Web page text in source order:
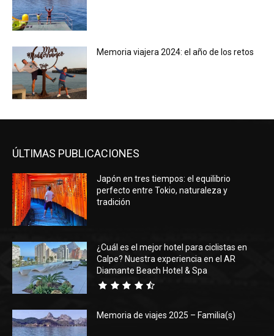
Memoria viajera 2024: el año de los retos
ÚLTIMAS PUBLICACIONES
Japón en tres tiempos: el equilibrio
perfecto entre Tokio, naturaleza y
tradición
¿Cuál es el mejor hotel para ciclistas en
Calpe? Nuestra experiencia en el AR
Diamante Beach Hotel & Spa
Memoria de viajes 2025 – Familia(s)